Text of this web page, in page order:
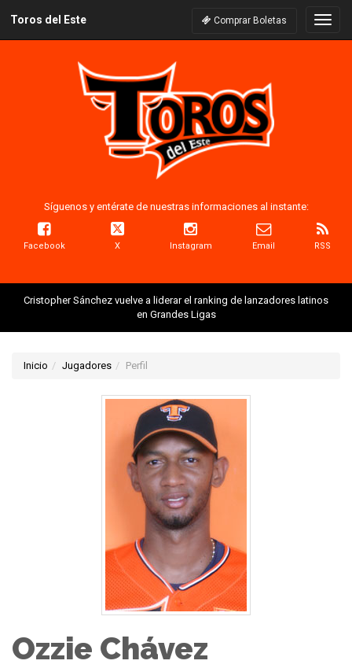
Toros del Este Comprar Boletas
Síguenos y entérate de nuestras informaciones al instante:
Facebook X Instagram Email RSS
Cristopher Sánchez vuelve a liderar el ranking de lanzadores latinos
en Grandes Ligas
Inicio Jugadores Perfil
Ozzie Chávez